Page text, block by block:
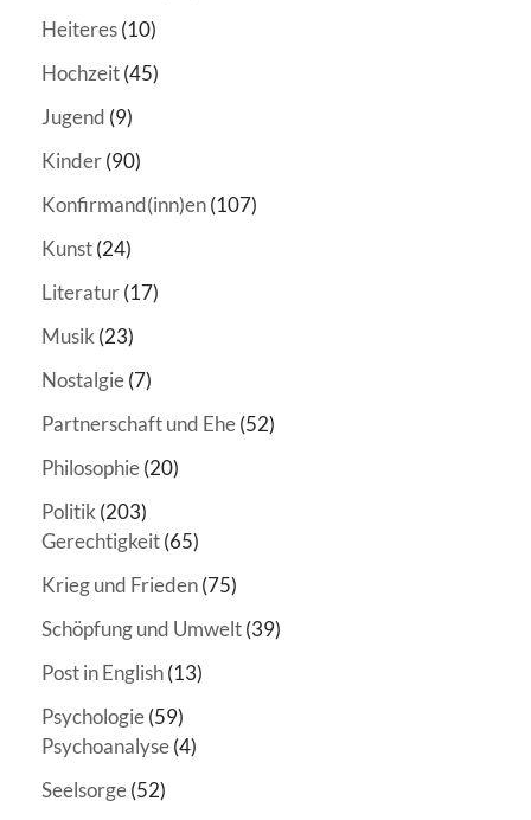
Heiteres(10)
Hochzeit(45)
Jugend (9)
Kinder(90)
Konfirmand(inn)en(107)
Kunst(24)
Literatur(17)
Musik (23)
Nostalgie(7)
Partnerschaft und Ehe(52)
Philosophie(20)
Politik (203)
Gerechtigkeit(65)
Krieg und Frieden(75)
Schöpfung und Umwelt(39)
Post in English(13)
Psychologie(59)
Psychoanalyse(4)
Seelsorge(52)